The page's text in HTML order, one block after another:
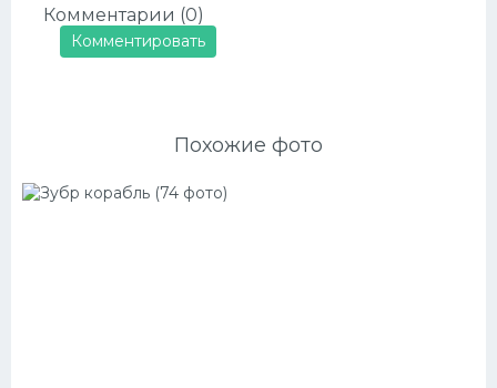
Комментарии (0)
Комментировать
Похожие фото